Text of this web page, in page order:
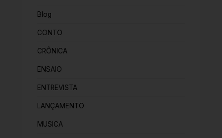
Blog
CONTO
CRÔNICA
ENSAIO
ENTREVISTA
LANÇAMENTO
MUSICA